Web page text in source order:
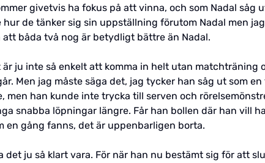
givetvis ha fokus på att vinna, och som Nadal
de tänker sig sin uppställning förutom Nadal men
att båda två nog är betydligt bättre än Nadal.
är ju inte så enkelt att komma in helt utan
Men jag måste säga det, jag tycker han såg ut som
men han kunde inte trycka till serven och
snabba löpningar längre. Får han bollen där han vill
en gång fanns, det är uppenbarligen borta.
det ju så klart vara. För när han nu bestämt sig för att